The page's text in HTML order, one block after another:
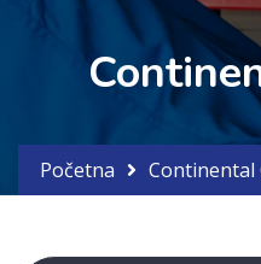
Početna Continental